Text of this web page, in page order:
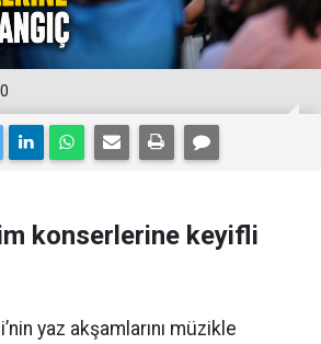
konserlerine keyifli
yaz akşamlarını müzikle